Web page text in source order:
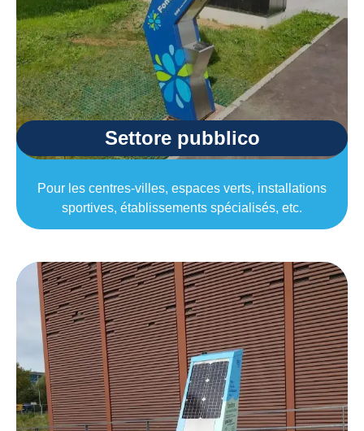
Settore pubblico
Pour les centres-villes, espaces verts, installations
sportives, établissements spécialisés, etc.